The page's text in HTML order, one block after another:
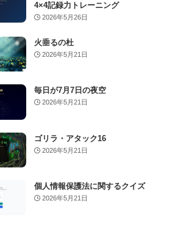
4×4記録力トレーニング
2026年5月26日
火垂るの杜
2026年5月21日
毎日が7月7日の夜空
2026年5月21日
ゴリラ・アタック16
2026年5月21日
個人情報保護法に関するクイズ
2026年5月21日